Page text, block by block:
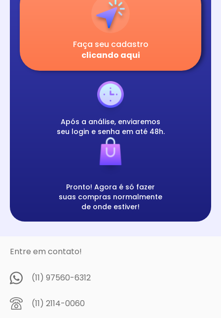
Faça seu cadastro
clicando aqui
Após a análise, enviaremos
seu login e senha em até 48h.
Pronto! Agora é só fazer
suas compras normalmente
de onde estiver!
Entre em contato!
(11) 97560-6312
(11) 2114-0060